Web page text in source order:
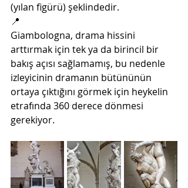
(yılan figürü) şeklindedir.
📍
Giambologna, drama hissini
arttırmak için tek ya da birincil bir
bakış açısı sağlamamış, bu nedenle
izleyicinin dramanın bütününün
ortaya çıktığını görmek için heykelin
etrafında 360 derece dönmesi
gerekiyor.